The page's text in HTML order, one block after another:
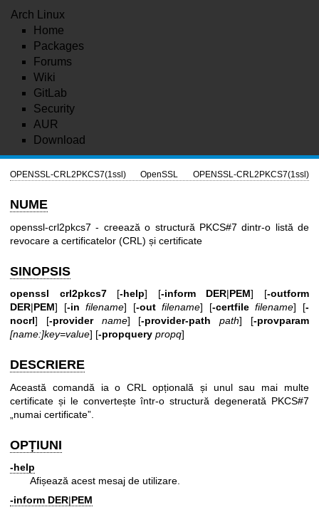
Arch Linux
Home
Packages
Forums
Wiki
GitLab
Security
AUR
Download
OPENSSL-CRL2PKCS7(1ssl) OpenSSL OPENSSL-CRL2PKCS7(1ssl)
NUME
openssl-crl2pkcs7 - creează o structură PKCS#7 dintr-o listă de
revocare a certificatelor (CRL) și certificate
SINOPSIS
openssl crl2pkcs7[-help] [-inform DER|PEM] [-outform
DER|PEM] [-in filename] [-out filename] [-certfile filename] [-
nocrl] [-provider name] [-provider-path path] [-provparam
[name:]key=value] [-propquery propq]
DESCRIERE
Această comandă ia o CRL opțională și unul sau mai multe
certificate și le convertește într-o structură degenerată PKCS#7
„numai certificate”.
OPȚIUNI
-help
Afișează acest mesaj de utilizare.
-inform DER|PEM